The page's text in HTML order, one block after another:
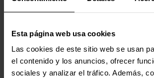
Esta página web usa cookies
Las cookies de este sitio web se usan
el contenido y los anuncios, ofrecer
sociales y analizar el tráfico. Además,